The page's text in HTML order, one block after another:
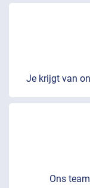
Je krijgt van
Ons